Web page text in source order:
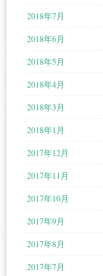
2018年7月
2018年6月
2018年5月
2018年4月
2018年3月
2018年1月
2017年12月
2017年11月
2017年10月
2017年9月
2017年8月
2017年7月